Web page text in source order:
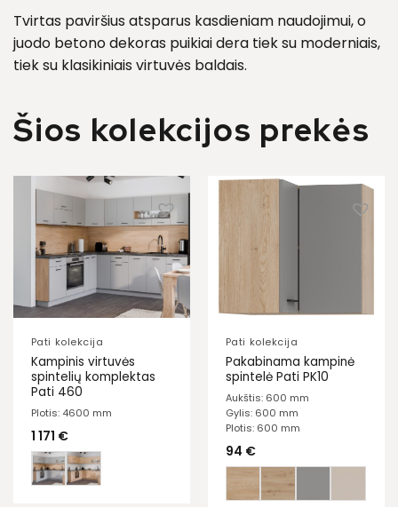
Tvirtas paviršius atsparus kasdieniam naudojimui, o
juodo betono dekoras puikiai dera tiek su moderniais,
tiek su klasikiniais virtuvės baldais.
Šios kolekcijos prekės
Pati kolekcija
Kampinis virtuvės
spintelių komplektas
Pati 460
Plotis: 4600 mm
1 171 €
Pati kolekcija
Pakabinama kampinė
spintelė Pati PK10
Aukštis: 600 mm
Gylis: 600 mm
Plotis: 600 mm
94 €